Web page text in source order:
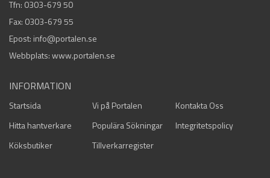
Tfn: 0303-679 50
Fax: 0303-679 55
Epost: info@portalen.se
Webbplats: www.portalen.se
INFORMATION
Startsida Vi på Portalen
Kontakta Oss
Hitta hantverkare
Populära Sökningar
Integritetspolicy
Köksbutiker
Tillverkarregister